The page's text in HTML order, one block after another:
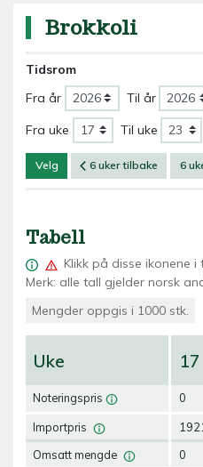
Brokkoli
Tidsrom
Fra år
Til år
Fra uke Til uke
Velg 6 uker tilbake 6
Tabell
Klikk på disse ikonene
Merk: alle tall gjelder norsk
Mengder oppgis i 1000 stk.
Uke
Noteringspris
Importpris
Omsatt mengde
17
0
0